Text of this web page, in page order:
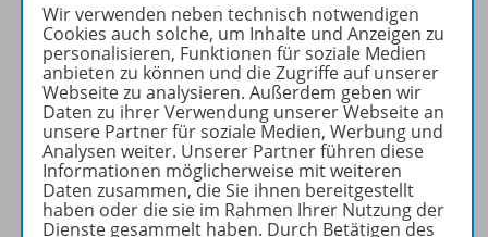
Wir verwenden neben technisch notwendigen
Cookies auch solche, um Inhalte und Anzeigen zu
personalisieren, Funktionen für soziale Medien
anbieten zu können und die Zugriffe auf unserer
Webseite zu analysieren. Außerdem geben wir
Daten zu ihrer Verwendung unserer Webseite an
unsere Partner für soziale Medien, Werbung und
Analysen weiter. Unserer Partner führen diese
Informationen möglicherweise mit weiteren
Daten zusammen, die Sie ihnen bereitgestellt
haben oder die sie im Rahmen Ihrer Nutzung der
Dienste gesammelt haben. Durch Betätigen des